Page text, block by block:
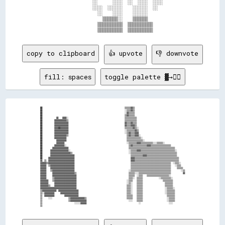
                      ░░      ░░░░  ░░  ░░░░  ░░░░
                      ░░░░  ░░░░░░    ░░░░░░  ░░
                        ░░    ░░░░    ░░░░░░
                          ▒▒▒▒▒▒░░    ▒▒▒▒▒▒
                        ▒▒▒▒▒▒▒▒▒▒  ▒▒▒▒▒▒▒▒▒▒
copy to clipboard 👍 upvote 👎 downvote
fill: spaces toggle palette ▓→✊🏽